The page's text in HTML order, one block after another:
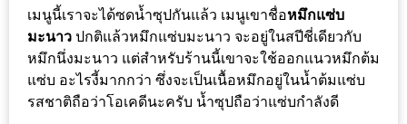
ชวน
คุย
นโยบาย
ความ
เมนูนี้เราจะได้ซดน้ำซุปกันแล้ว เมนูเขาชื่อหมึกแซ่บ
มะนาว ปกติแล้วหมึกแซ่บมะนาว จะอยู่ในสปีชี่เดียวกับ
หมึกนึ่งมะนาว แต่สำหรับร้านนี้เขาจะใช้ออกแนวหมึกต้ม
แซ่บ อะไรงี้มากกว่า ซึ่งจะเป็นเนื้อหมึกอยู่ในน้ำต้มแซ่บ
รสชาติถือว่าโอเคดีนะครับ น้ำซุปถือว่าแซ่บกำลังดี